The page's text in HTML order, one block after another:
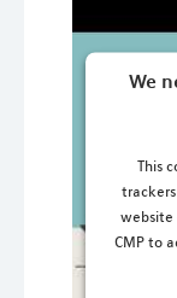
We
This
website
CMP to